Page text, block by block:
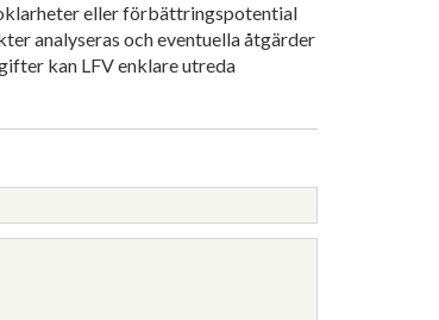
eller förbättringspotential
analyseras och eventuella åtgärder
kan LFV enklare utreda